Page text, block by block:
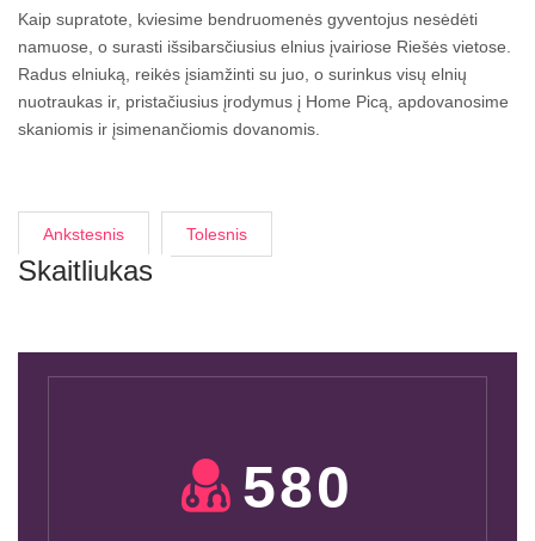
Kaip supratote, kviesime bendruomenės gyventojus nesėdėti
namuose, o surasti išsibarsčiusius elnius įvairiose Riešės vietose.
Radus elniuką, reikės įsiamžinti su juo, o surinkus visų elnių
nuotraukas ir, pristačiusius įrodymus į Home Picą, apdovanosime
skaniomis ir įsimenančiomis dovanomis.
Ankstesnis Tolesnis
Skaitliukas
600